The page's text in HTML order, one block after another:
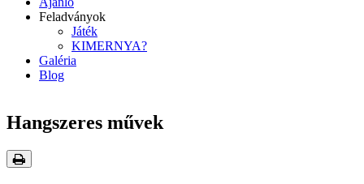
Feladványok
Játék
KIMERNYA?
Galéria
Blog
Hangszeres művek